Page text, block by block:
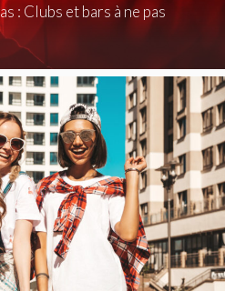
: Clubs et bars à ne pas